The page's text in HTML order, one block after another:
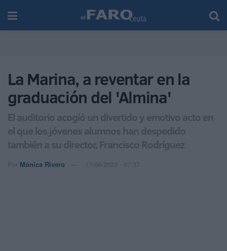
La Marina, a reventar en la
graduación del 'Almina'
El auditorio acogió un divertido y emotivo acto en
el que los jóvenes alumnos han despedido
también a su director, Francisco Rodríguez
Por Mónica Rivero 17/06/2023 - 07:37